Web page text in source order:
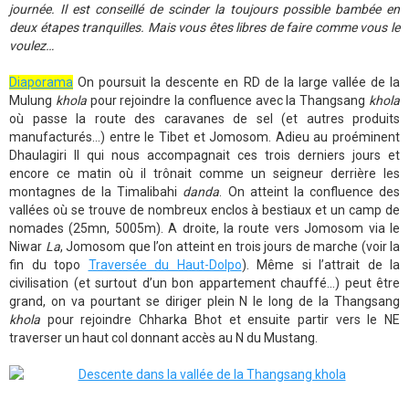
journée. Il est conseillé de scinder la toujours possible bambée en
deux étapes tranquilles. Mais vous êtes libres de faire comme vous le
voulez…
Diaporama On poursuit la descente en RD de la large vallée de la
Mulung kholapour rejoindre la confluence avec la Thangsang khola
où passe la route des caravanes de sel (et autres produits
manufacturés…) entre le Tibet et Jomosom. Adieu au proéminent
Dhaulagiri II qui nous accompagnait ces trois derniers jours et
encore ce matin où il trônait comme un seigneur derrière les
montagnes de la Timalibahi danda. On atteint la confluence des
vallées où se trouve de nombreux enclos à bestiaux et un camp de
nomades (25mn, 5005m). A droite, la route vers Jomosom via le
Niwar La, Jomosom que l’on atteint en trois jours de marche (voir la
fin du topo Traversée du Haut-Dolpo). Même si l’attrait de la
civilisation (et surtout d’un bon appartement chauffé…) peut être
grand, on va pourtant se diriger plein N le long de la Thangsang
khola pour rejoindre Chharka Bhot et ensuite partir vers le NE
traverser un haut col donnant accès au N du Mustang.